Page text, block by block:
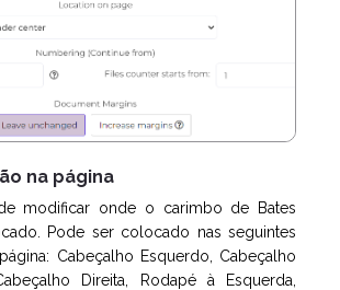
na página
modificar onde o carimbo de Bates
Pode ser colocado nas seguintes
Cabeçalho Esquerdo, Cabeçalho
Direita, Rodapé à Esquerda,